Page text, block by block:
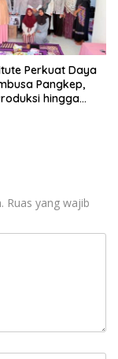
Perkuat Daya
Pangkep,
hingga
Ruas yang wajib